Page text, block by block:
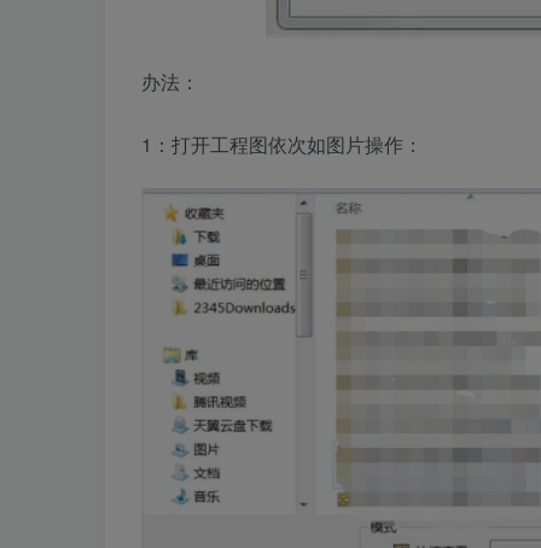
办法：
1：打开工程图依次如图片操作：